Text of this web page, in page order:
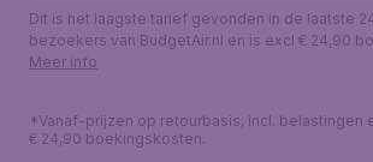
Dit is het laagste tarief gevonden in de laatste
bezoekers van BudgetAir.nl en is excl € 24,90
Meer info
*Vanaf-prijzen op retourbasis, incl. belastingen
€ 24,90 boekingskosten.